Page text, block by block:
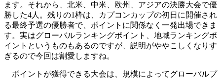
ます。それから、北米、中米、欧州、アジアの決勝大会で優
勝した4人。残りの1枠は、カプコンカップの初日に開催され
る最終予選の優勝者で、ポイントに関係なく一発出場できま
す。実はグローバルランキングポイント、地域ランキングポ
イントというものもあるのですが、説明がややこしくなりす
ぎるので今回は割愛しますね。
ポイントが獲得できる大会は、規模によってグローバルプ